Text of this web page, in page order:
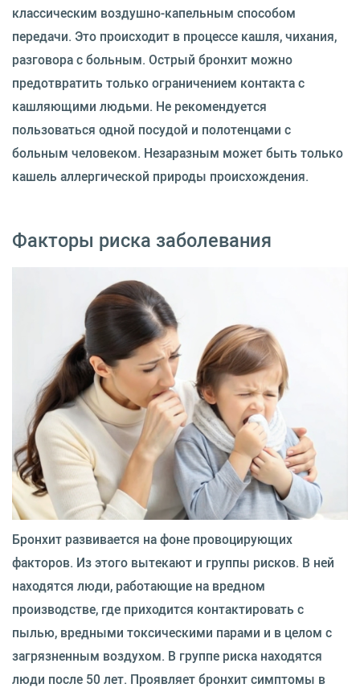
классическим воздушно-капельным способом
передачи. Это происходит в процессе кашля, чихания,
разговора с больным. Острый бронхит можно
предотвратить только ограничением контакта с
кашляющими людьми. Не рекомендуется
пользоваться одной посудой и полотенцами с
больным человеком. Незаразным может быть только
кашель аллергической природы происхождения.
Факторы риска заболевания
Бронхит развивается на фоне провоцирующих
факторов. Из этого вытекают и группы рисков. В ней
находятся люди, работающие на вредном
производстве, где приходится контактировать с
пылью, вредными токсическими парами и в целом с
загрязненным воздухом. В группе риска находятся
люди после 50 лет. Проявляет бронхит симптомы в